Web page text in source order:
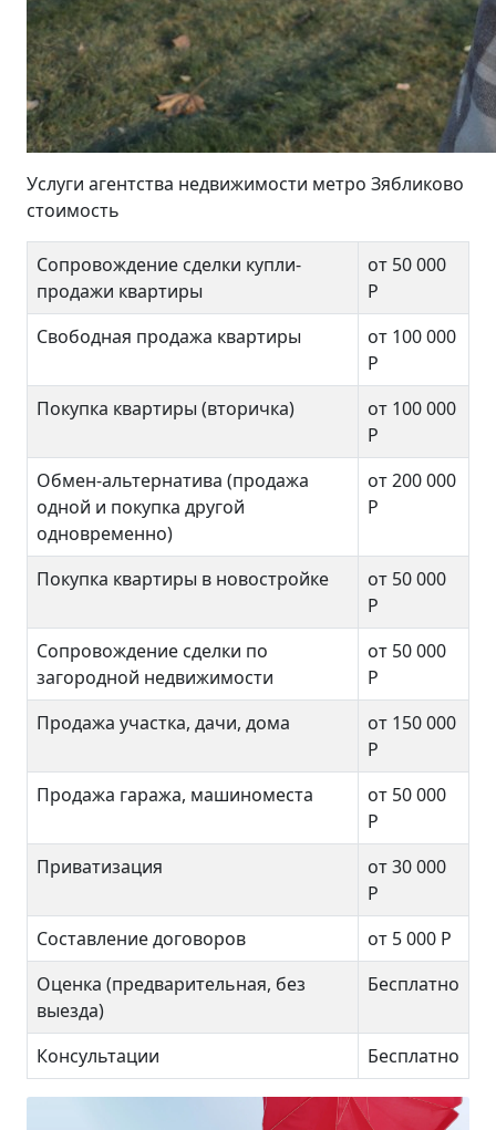
Услуги агентства недвижимости метро Зябликово
стоимость
Сопровождение сделки купли-
продажи квартиры
от 50 000
Р
Свободная продажа квартиры
от 100 000
Р
Покупка квартиры (вторичка)
от 100 000
Р
Обмен-альтернатива (продажа
одной и покупка другой
одновременно)
от 200 000
Р
Покупка квартиры в новостройке
от 50 000
Р
Сопровождение сделки по
загородной недвижимости
от 50 000
Р
Продажа участка, дачи, дома
от 150 000
Р
Продажа гаража, машиноместа
от 50 000
Р
Приватизация
от 30 000
Р
Составление договоров
от 5 000 Р
Оценка (предварительная, без
выезда)
Бесплатно
Консультации Бесплатно